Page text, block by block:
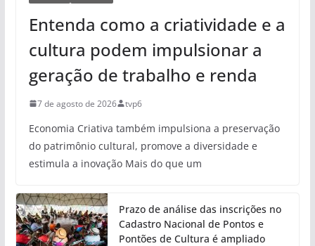
Entenda como a criatividade e a
cultura podem impulsionar a
geração de trabalho e renda
7 de agosto de 2026 tvp6
Economia Criativa também impulsiona a preservação
do patrimônio cultural, promove a diversidade e
estimula a inovação Mais do que um
Prazo de análise das inscrições no
Cadastro Nacional de Pontos e
Pontões de Cultura é ampliado